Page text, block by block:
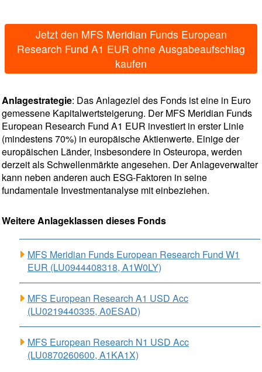
Jetzt den MFS Meridian Funds European
Research Fund A1 EUR ohne Ausgabeaufschlag
kaufen
Anlagestrategie: Das Anlageziel des Fonds ist eine in Euro
gemessene Kapitalwertsteigerung. Der MFS Meridian Funds
European Research Fund A1 EUR investiert in erster Linie
(mindestens 70%) in europäische Aktienwerte. Einige der
europäischen Länder, insbesondere in Osteuropa, werden
derzeit als Schwellenmärkte angesehen. Der Anlageverwalter
kann neben anderen auch ESG-Faktoren in seine
fundamentale Investmentanalyse mit einbeziehen.
Weitere Anlageklassen dieses Fonds
MFS Meridian Funds European Research Fund W1
EUR (LU0944408318, A1W0LY)
MFS European Research A1 USD Acc
(LU0219440335, A0ESAD)
MFS European Research N1 USD Acc
(LU0870260600, A1KA1X)